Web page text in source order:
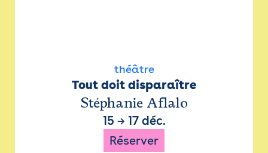
théâtre
Tout doit disparaître
Stéphanie Aflalo
15 → 17 déc.
Réserver